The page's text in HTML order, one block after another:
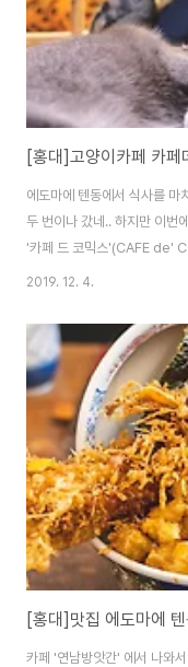
[홍대]고양이카페 카페
에도마에 텐동에서 식사를 마
두 번이나 갔네.. 하지만 이번
'카페 드 코믹스'(CAFE de'
주소 : 서울 마포구 어울마당
02-338-2221 입장 전 신발
그리고 고양이가 있는 곳이니
쿠히히히~ 일단 요금 지불~
는 3시간 요금제 + 음료를
2019. 12. 4.
[홍대]맛집 에도마에
카페 '연남방앗간' 에서 나와